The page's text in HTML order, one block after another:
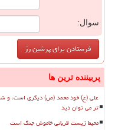
سوال:
پربیننده ترین ها
علی (ع) خود محمد (ص) دیگری است، و
تر می توان دید
محیط زیست قربانی خاموش جنگ است